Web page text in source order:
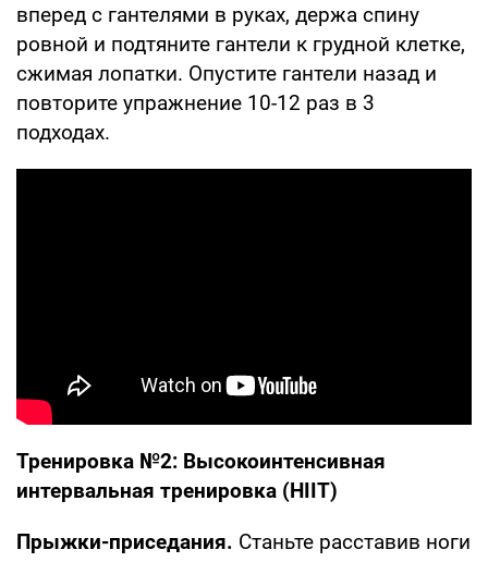
вперед с гантелями в руках, держа спину
ровной и подтяните гантели к грудной клетке,
сжимая лопатки. Опустите гантели назад и
повторите упражнение 10-12 раз в 3
подходах.
Тренировка №2: Высокоинтенсивная
интервальная тренировка (HIIT)
Прыжки-приседания. Станьте расставив ноги